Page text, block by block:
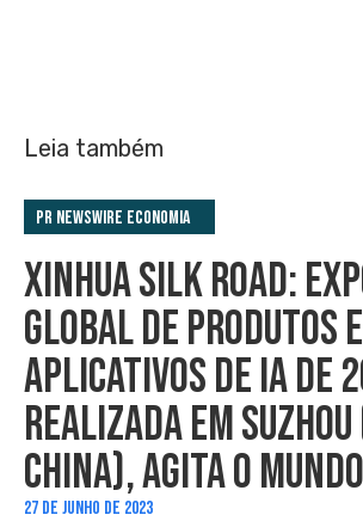
Leia também
PR Newswire Economia
XINHUA SILK ROAD:
GLOBAL DE PRODUTOS E
APLICATIVOS DE IA DE
REALIZADA EM
CHINA), AGITA O
27 DE JUNHO DE 2023